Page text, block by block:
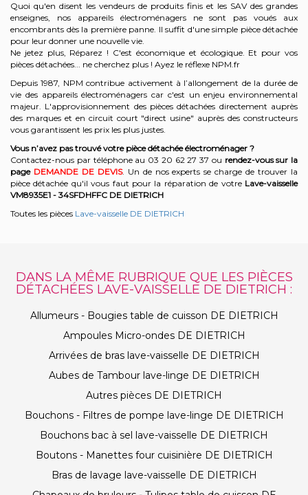
Quoi qu'en disent les vendeurs de produits finis et les SAV des grandes
enseignes, nos appareils électroménagers ne sont pas voués aux
encombrants dès la première panne. Il suffit d'une simple pièce détachée
pour leur donner une nouvelle vie.
Ne jetez plus, Réparez ! C'est économique et écologique. Et pour vos
pièces détachées... ne cherchez plus ! Ayez le réflexe NPM.fr
Depuis 1987, NPM contribue activement à l’allongement de la durée de
vie des appareils électroménagers car c'est un enjeu environnemental
majeur. L'approvisionnement des pièces détachées directement auprès
des marques et en circuit court "direct usine" auprès des constructeurs
vous garantissent les prix les plus justes.
Vous n’avez pas trouvé votre pièce détachée électroménager ?
Contactez-nous par téléphone au 03 20 62 27 37 ou rendez-vous sur la
page DEMANDE DE DEVIS. Un de nos experts se charge de trouver la
pièce détachée qu'il vous faut pour la réparation de votre Lave-vaisselle
VM8935E1 - 34SFDHFFC DE DIETRICH
Toutes les pièces Lave-vaisselle DE DIETRICH
DANS LA MÊME RUBRIQUE QUE LES PIÈCES
DÉTACHÉES LAVE-VAISSELLE DE DIETRICH :
Allumeurs - Bougies table de cuisson DE DIETRICH
Ampoules Micro-ondes DE DIETRICH
Arrivées de bras lave-vaisselle DE DIETRICH
Aubes de Tambour lave-linge DE DIETRICH
Autres pièces DE DIETRICH
Bouchons - Filtres de pompe lave-linge DE DIETRICH
Bouchons bac à sel lave-vaisselle DE DIETRICH
Boutons - Manettes four cuisinière DE DIETRICH
Bras de lavage lave-vaisselle DE DIETRICH